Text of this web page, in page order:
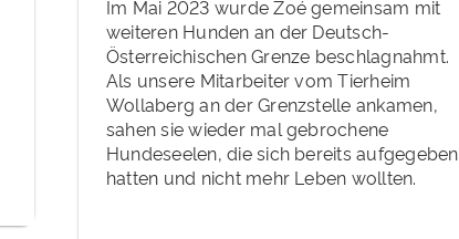
Im Mai 2023 wurde Zoé gemeinsam mit
weiteren Hunden an der Deutsch-
Österreichischen Grenze beschlagnahmt.
Als unsere Mitarbeiter vom Tierheim
Wollaberg an der Grenzstelle ankamen,
sahen sie wieder mal gebrochene
Hundeseelen, die sich bereits aufgegeben
hatten und nicht mehr Leben wollten.